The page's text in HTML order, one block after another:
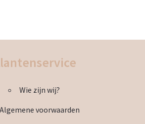
Wie zijn wij?
Algemene voorwaarden